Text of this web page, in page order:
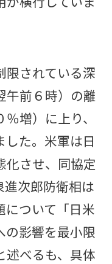
されている深
午前６時）の離
増）に上り、
した。米軍は日
化させ、同協定
進次郎防衛相は
について「日米
の影響を最小限
述べるも、具体